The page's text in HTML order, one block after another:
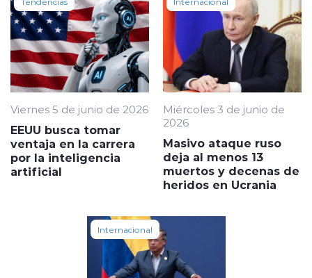
Viernes 5 de junio de 2026
EEUU busca tomar
ventaja en la carrera
por la inteligencia
artificial
Miércoles 3 de junio de
2026
Masivo ataque ruso
deja al menos 13
muertos y decenas de
heridos en Ucrania
Internacional